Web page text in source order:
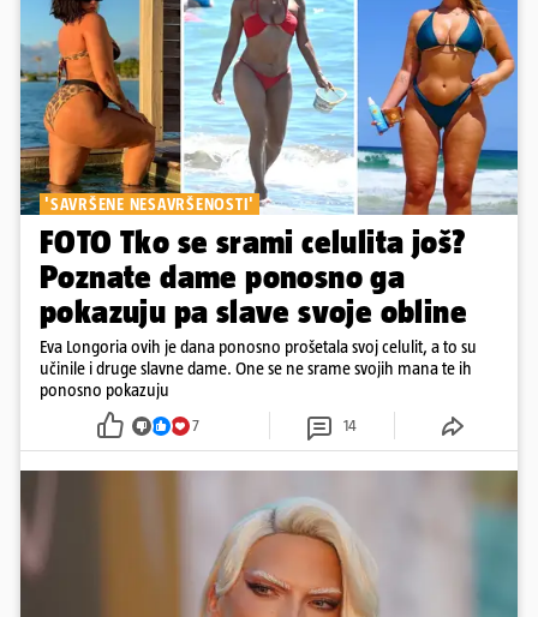
'SAVRŠENE NESAVRŠENOSTI'
FOTO Tko se srami celulita još?
Poznate dame ponosno ga
pokazuju pa slave svoje obline
Eva Longoria ovih je dana ponosno prošetala svoj celulit, a to su
učinile i druge slavne dame. One se ne srame svojih mana te ih
ponosno pokazuju
7 14